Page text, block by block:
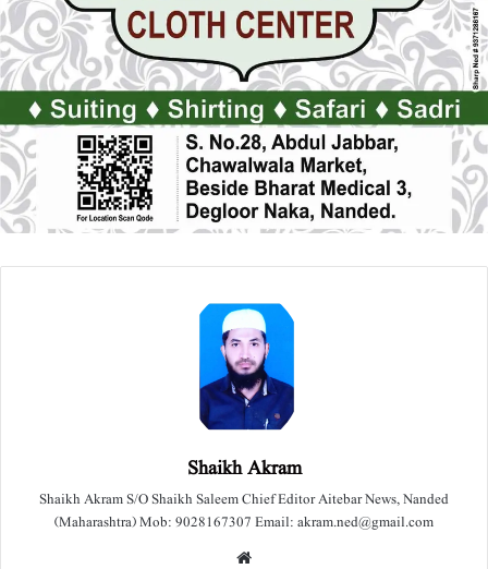
Shaikh Akram
Shaikh Akram S/O Shaikh Saleem Chief Editor Aitebar News, Nanded
(Maharashtra) Mob: 9028167307 Email: akram.ned@gmail.com